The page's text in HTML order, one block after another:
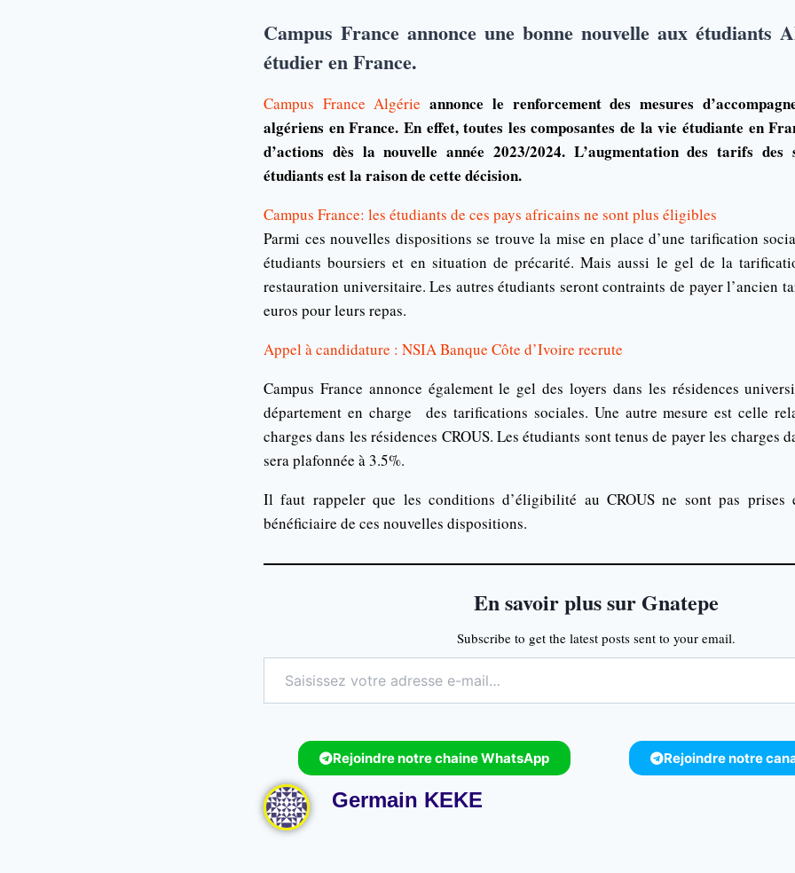
Campus France annonce une bonne nouvelle aux étudiants
étudier en France.
Campus France Algérie annonce le renforcement des mesures
algériens en France. En effet, toutes les composantes de la vie étudiante en
d’actions dès la nouvelle année 2023/2024. L’augmentation des tarifs
étudiants est la raison de cette décision.
Campus France: les étudiants de ces pays africains ne sont plus éligibles
Parmi ces nouvelles dispositions se trouve la mise en place d’une tarification
étudiants boursiers et en situation de précarité. Mais aussi le gel de la
restauration universitaire. Les autres étudiants seront contraints de payer l’ancien
euros pour leurs repas.
Appel à candidature : NSIA Banque Côte d’Ivoire recrute
Campus France annonce également le gel des loyers dans les résidences
département en charge des tarifications sociales. Une autre mesure est celle
charges dans les résidences CROUS. Les étudiants sont tenus de payer les charges
sera plafonnée à 3.5%.
Il faut rappeler que les conditions d’éligibilité au CROUS ne sont pas prises
bénéficiaire de ces nouvelles dispositions.
En savoir plus sur Gnatepe
Subscribe to get the latest posts sent to your email.
Rejoindre notre chaine WhatsApp Rejoindre notre
Germain KEKE